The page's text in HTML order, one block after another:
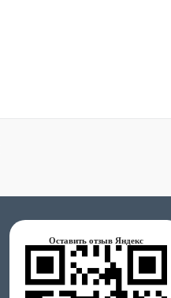
Оставить отзыв Яндекс